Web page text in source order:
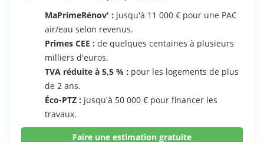
MaPrimeRénov' : jusqu'à 11 000 € pour une PAC
air/eau selon revenus.
Primes CEE : de quelques centaines à plusieurs
milliers d'euros.
TVA réduite à 5,5 % : pour les logements de plus
de 2 ans.
Éco-PTZ : jusqu'à 50 000 € pour financer les
travaux.
Faire une estimation gratuite